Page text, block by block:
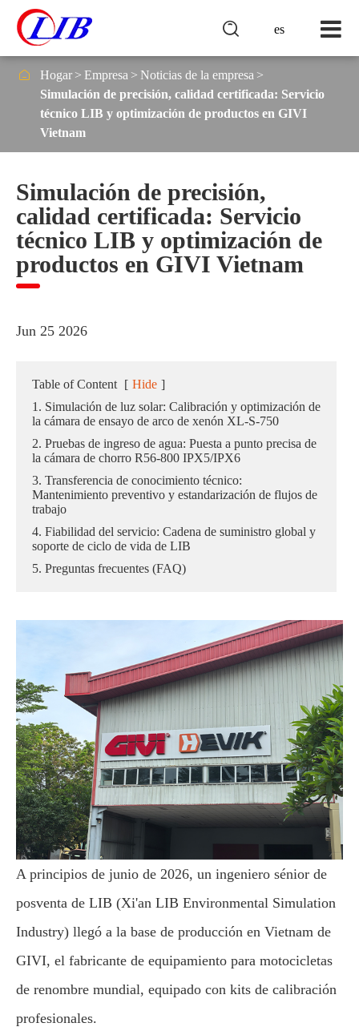
es

 Hogar Empresa
Noticias de la empresa
Simulación de precisión, calidad certificada: Servicio
técnico LIB y optimización de productos en GIVI
Vietnam
Simulación de precisión,
calidad certificada: Servicio
técnico LIB y optimización de
productos en GIVI Vietnam
Jun 25 2026
Table of Content [ Hide ]
1. Simulación de luz solar: Calibración y optimización de
la cámara de ensayo de arco de xenón XL-S-750
2. Pruebas de ingreso de agua: Puesta a punto precisa de
la cámara de chorro R56-800 IPX5/IPX6
3. Transferencia de conocimiento técnico:
Mantenimiento preventivo y estandarización de flujos de
trabajo
4. Fiabilidad del servicio: Cadena de suministro global y
soporte de ciclo de vida de LIB
5. Preguntas frecuentes (FAQ)
A principios de junio de 2026, un ingeniero sénior de
posventa de LIB (Xi'an LIB Environmental Simulation
Industry) llegó a la base de producción en Vietnam de
GIVI, el fabricante de equipamiento para motocicletas
de renombre mundial, equipado con kits de calibración
profesionales.